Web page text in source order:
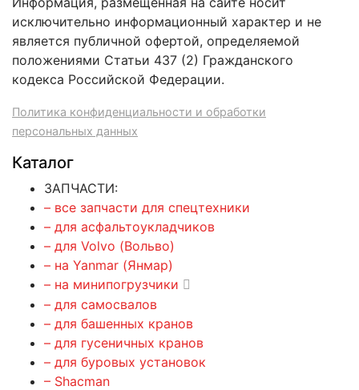
исключительно информационный характер и не
является публичной офертой, определяемой
положениями Статьи 437 (2) Гражданского
кодекса Российской Федерации.
Политика конфиденциальности и обработки
персональных данных
Каталог
ЗАПЧАСТИ:
– все запчасти для спецтехники
– для асфальтоукладчиков
– для Volvo (Вольво)
– на Yanmar (Янмар)
– на минипогрузчики
– для самосвалов
– для башенных кранов
– для гусеничных кранов
– для буровых установок
– Shacman